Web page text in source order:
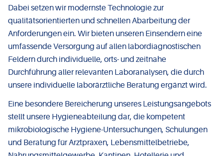
Dabei setzen wir modernste Technologie zur
qualitätsorientierten und schnellen Abarbeitung der
Anforderungen ein. Wir bieten unseren Einsendern eine
umfassende Versorgung auf allen labordiagnostischen
Feldern durch individuelle, orts- und zeitnahe
Durchführung aller relevanten Laboranalysen, die durch
unsere individuelle laborärztliche Beratung ergänzt wird.
Eine besondere Bereicherung unseres Leistungsangebots
stellt unsere Hygieneabteilung dar, die kompetent
mikrobiologische Hygiene-Untersuchungen, Schulungen
und Beratung für Arztpraxen, Lebensmittelbetriebe,